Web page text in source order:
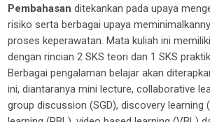
Pembahasan ditekankan pada upaya
risiko serta berbagai upaya
proses keperawatan.Mata kuliah ini
dengan rincian 2 SKS teori dan 1 SKS
Berbagai pengalaman belajar akan
ini, diantaranyamini lecture,collaborative
group discussion (SGD),discovery learning